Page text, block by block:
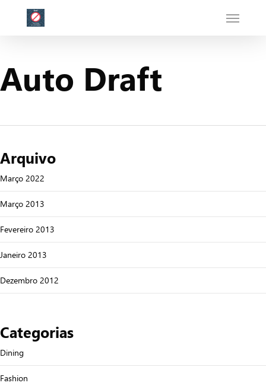
Menu
Auto Draft
Arquivo
Março 2022
Março 2013
Fevereiro 2013
Janeiro 2013
Dezembro 2012
Categorias
Dining
Fashion